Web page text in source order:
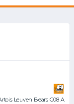
Leuven Bears G08 A